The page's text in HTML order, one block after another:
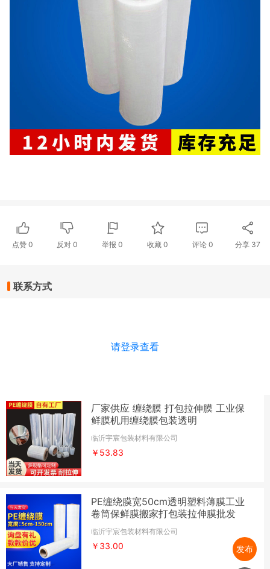
点赞 0 反对0 举报 0 收藏 0 评论 0 分享 37
联系方式
请登录查看
厂家供应 缠绕膜 打包拉伸膜 工业保
鲜膜机用缠绕膜包装透明
临沂宇宸包装材料有限公司
￥53.83
PE缠绕膜宽50cm透明塑料薄膜工业
卷筒保鲜膜搬家打包装拉伸膜批发
临沂宇宸包装材料有限公司
￥33.00 发布